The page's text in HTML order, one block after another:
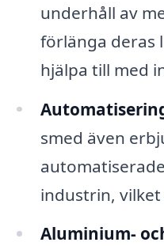
underhåll av
förlänga deras
hjälpa till med
smed även
industrin,
Aluminium-